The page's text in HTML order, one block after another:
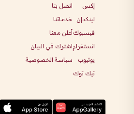
إكس
لينكدإن
فيسبوك
انستغرام
يوتيوب
تيك توك
اتصل بنا
خدماتنا
أعلن معنا
اشترك في البيان
سياسة الخصوصية